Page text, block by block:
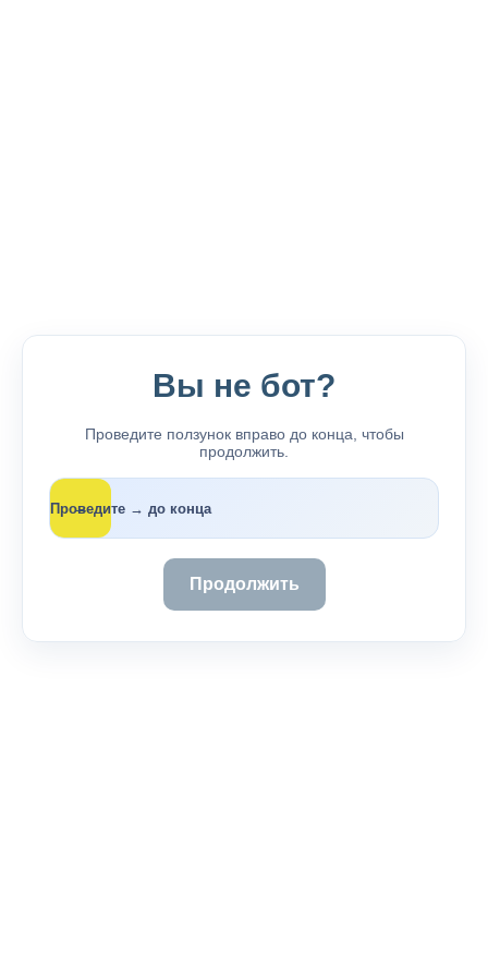
Вы не бот?
Проведите ползунок вправо до конца, чтобы
продолжить.
Проведите → до конца
→
Продолжить